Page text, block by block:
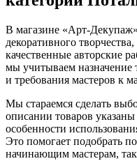
В магазине «Арт-
декоративного
качественные авторские
мы учитываем назначение
и требования мастеров к
Мы стараемся сделать
описании товаров
особенности
Это помогает подобрать
начинающим мастерам,